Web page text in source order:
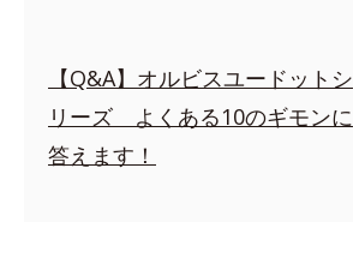
【Q&A】オルビスユードットシ
リーズ よくある10のギモンに
答えます！